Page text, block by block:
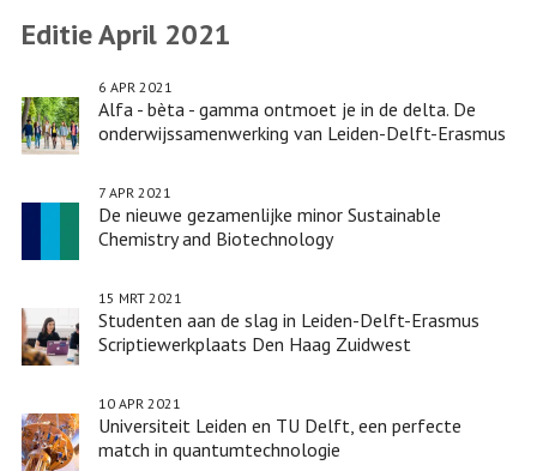
Haag
Editie April 2021
Alfa - bèta - gamma ontmoet je in de delta. De
onderwijssamenwerking van Leiden-Delft-Erasmus
6 APR 2021
De nieuwe gezamenlijke minor Sustainable
Chemistry and Biotechnology
7 APR 2021
Studenten aan de slag in Leiden-Delft-Erasmus
Scriptiewerkplaats Den Haag Zuidwest
15 MRT 2021
Universiteit Leiden en TU Delft, een perfecte
match in quantumtechnologie
10 APR 2021